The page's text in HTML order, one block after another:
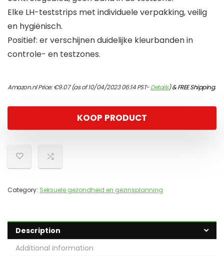
Elke LH-teststrips met individuele verpakking, veilig
en hygiënisch.
Positief: er verschijnen duidelijke kleurbanden in
controle- en testzones.
Amazon.nl Price:€9.07(as of 10/04/2023 06:14 PST-Details)&FREE Shipping.
KOOP PRODUCT
Category: Seksuele gezondheid en gezinsplanning
Description
Additional information